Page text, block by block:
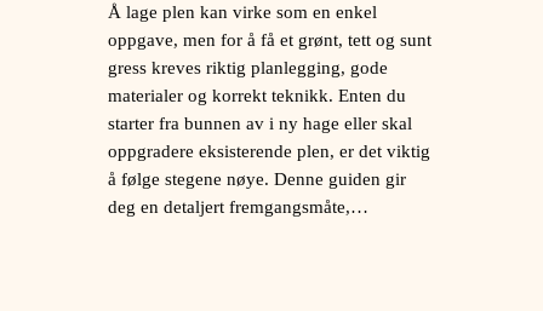
Å lage plen kan virke som en enkel
oppgave, men for å få et grønt, tett og sunt
gress kreves riktig planlegging, gode
materialer og korrekt teknikk. Enten du
starter fra bunnen av i ny hage eller skal
oppgradere eksisterende plen, er det viktig
å følge stegene nøye. Denne guiden gir
deg en detaljert fremgangsmåte,…